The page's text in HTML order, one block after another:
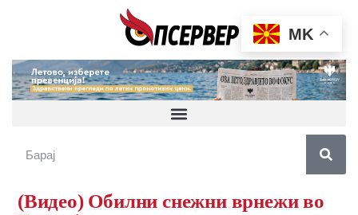
(Видео) Обилни снежни врнежи во
MK